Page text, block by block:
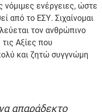
νόμιμες ενέργειες, ώστε
από το ΕΣΥ. Σιχαίνομαι
τον ανθρώπινο
Αξίες που
και ζητώ συγγνώμη
απαράδεκτο